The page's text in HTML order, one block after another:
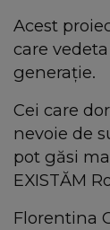
Acest
care
generație.
Cei care
nevoie de
pot găsi
EXISTĂM
Florentina